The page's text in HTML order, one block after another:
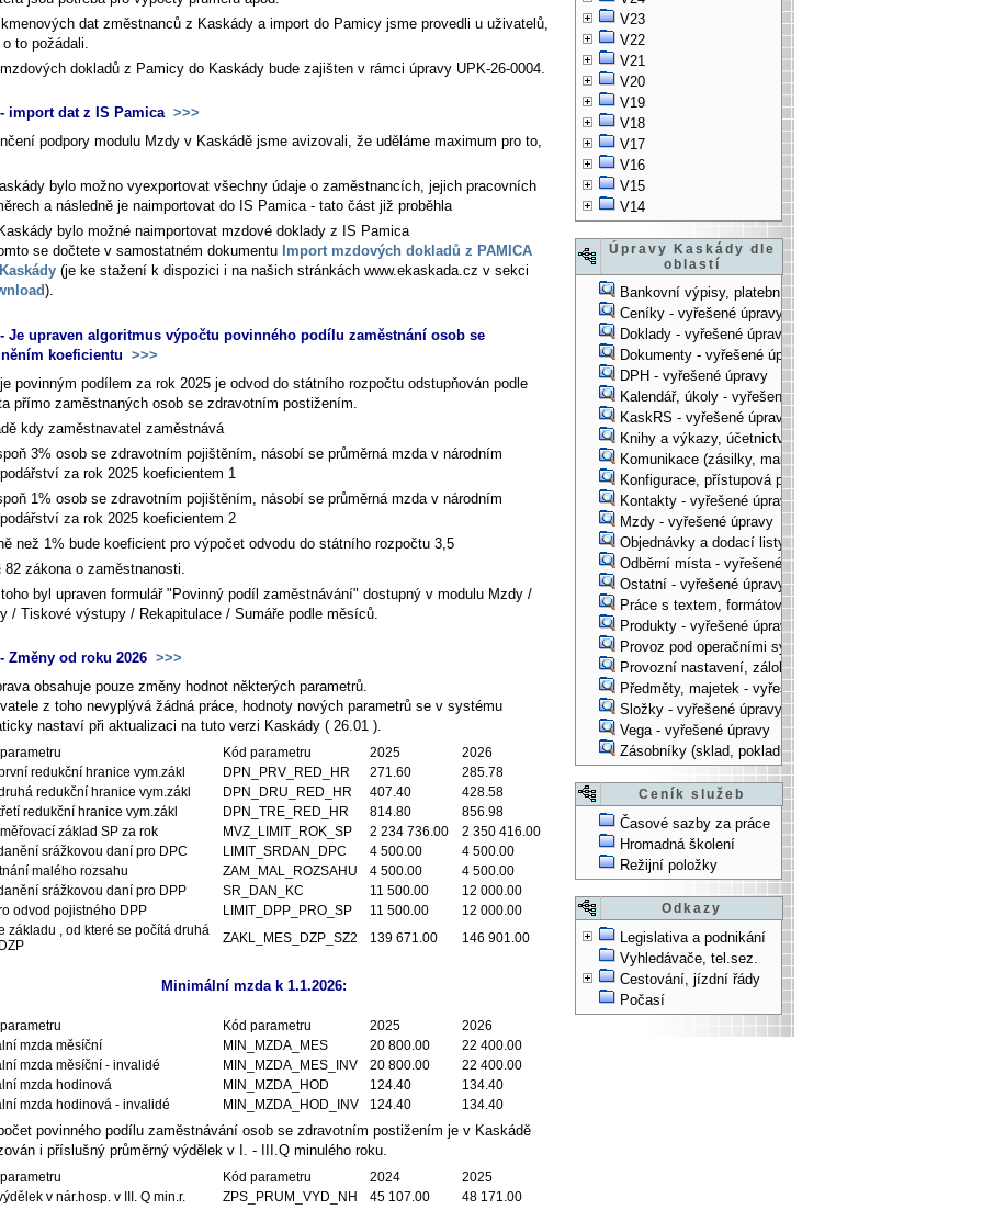
V23
V22
V21
V20
V19
V18
V17
V16
V15
V14
Úpravy Kaskády dle
oblastí
Bankovní výpisy, platební příkazy - vyřešené úpravy
Ceníky - vyřešené úpravy
Doklady - vyřešené úpravy
Dokumenty - vyřešené úpravy
DPH - vyřešené úpravy
Kalendář, úkoly - vyřešené úpravy
KaskRS - vyřešené úpravy
Knihy a výkazy, účetnictví - vyřešené úpravy
Komunikace (zásilky, mail-systém, ...) - vyřešené úpravy
Konfigurace, přístupová práva, ... - vyřešené úpravy
Kontakty - vyřešené úpravy
Mzdy - vyřešené úpravy
Objednávky a dodací listy - vyřešené úpravy
Odběrní místa - vyřešené úpravy
Ostatní - vyřešené úpravy
Práce s textem, formátování, ... - vyřešené úpravy
Produkty - vyřešené úpravy
Provoz pod operačními systémy, technologické věci -
Provozní nastavení, zálohování, instalace, ... -
Předměty, majetek - vyřešené úpravy
Složky - vyřešené úpravy
Vega - vyřešené úpravy
Zásobníky (sklad, pokladna, bank. účet) - vyřešené
Ceník služeb
Časové sazby za práce
Hromadná školení
Režijní položky
Odkazy
Legislativa a podnikání
Vyhledávače, tel.sez.
Cestování, jízdní řády
Počasí
dat změstnanců z Kaskády a import do Pamicy jsme provedli u uživatelů,
to požádali.
dokladů z Pamicy do Kaskády bude zajišten v rámci úpravy UPK-26-0004.
import dat z IS Pamica >>>
podpory modulu Mzdy v Kaskádě jsme avizovali, že uděláme maximum pro to,
bylo možno vyexportovat všechny údaje o zaměstnancích, jejich pracovních
a následně je naimportovat do IS Pamica - tato část již proběhla
bylo možné naimportovat mzdové doklady z IS Pamica
se dočtete v samostatném dokumentu Import mzdových dokladů z PAMICA
(je ke stažení k dispozici i na našich stránkách www.ekaskada.cz v sekci
).
Je upraven algoritmus výpočtu povinného podílu zaměstnání osob se
koeficientu >>>
povinným podílem za rok 2025 je odvod do státního rozpočtu odstupňován podle
přímo zaměstnaných osob se zdravotním postižením.
kdy zaměstnavatel zaměstnává
3% osob se zdravotním pojištěním, násobí se průměrná mzda v národním
za rok 2025 koeficientem 1
1% osob se zdravotním pojištěním, násobí se průměrná mzda v národním
za rok 2025 koeficientem 2
než 1% bude koeficient pro výpočet odvodu do státního rozpočtu 3,5
82 zákona o zaměstnanosti.
byl upraven formulář "Povinný podíl zaměstnávání" dostupný v modulu Mzdy /
/ Tiskové výstupy / Rekapitulace / Sumáře podle měsíců.
Změny od roku 2026 >>>
obsahuje pouze změny hodnot některých parametrů.
z toho nevyplývá žádná práce, hodnoty nových parametrů se v systému
nastaví při aktualizaci na tuto verzi Kaskády ( 26.01 ).
Kód parametru 2025
2026
redukční hranice vym.zákl
DPN_PRV_RED_HR 271.60
285.78
redukční hranice vym.zákl
DPN_DRU_RED_HR 407.40
428.58
redukční hranice vym.zákl
DPN_TRE_RED_HR 814.80
856.98
základ SP za rok
MVZ_LIMIT_ROK_SP 2 234 736.00
2 350 416.00
srážkovou daní pro DPC
LIMIT_SRDAN_DPC 4 500.00
4 500.00
malého rozsahu
ZAM_MAL_ROZSAHU 4 500.00
4 500.00
srážkovou daní pro DPP
SR_DAN_KC 11 500.00
12 000.00
odvod pojistného DPP
LIMIT_DPP_PRO_SP 11 500.00
12 000.00
základu , od které se počítá druhá
ZAKL_MES_DZP_SZ2 139 671.00 146 901.00
Minimální mzda k 1.1.2026:
Kód parametru 2025
2026
mzda měsíční
MIN_MZDA_MES 20 800.00
22 400.00
mzda měsíční - invalidé
MIN_MZDA_MES_INV 20 800.00
22 400.00
mzda hodinová
MIN_MZDA_HOD 124.40
134.40
mzda hodinová - invalidé
MIN_MZDA_HOD_INV 124.40 134.40
povinného podílu zaměstnávání osob se zdravotním postižením je v Kaskádě
i příslušný průměrný výdělek v I. - III.Q minulého roku.
Kód parametru 2024
2025
v nár.hosp. v III. Q min.r.
ZPS_PRUM_VYD_NH 45 107.00 48 171.00